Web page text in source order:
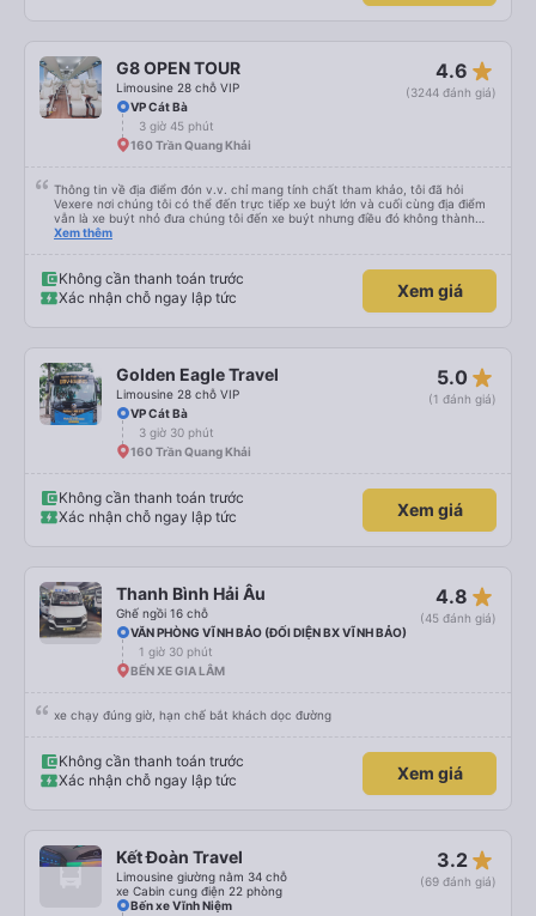
G8 OPEN TOUR
Limousine 28 chỗ VIP
4.6 star_rate
(3244 đánh giá)
VP Cát Bà
3 giờ 45 phút
160 Trần Quang Khải
Thông tin về địa điểm đón v.v. chỉ mang tính chất tham khảo, tôi đã hỏi
Vexere nơi chúng tôi có thể đến trực tiếp xe buýt lớn và cuối cùng địa điểm
vẫn là xe buýt nhỏ đưa chúng tôi đến xe buýt nhưng điều đó không thành
vấn đề. Chúng tôi khởi hành đúng giờ từ Hà Nội nhưng đã nghỉ rất lâu ở sân
30 phút hai lần ở khu vực đường cao tốc (3 nghìn đồng để sử dụng phòng
tắm và chúng rất sạch sẽ) và cũng có thể mua rất nhiều đồ ăn nhẹ và thức
ăn khác nhau. Ghế ngồi rất thoải mái! Hãy nhớ rằng đôi khi chất lượng đường
có thể sử dụng chúng vì chúng trống. Nhìn chung là một hành trình rất tốt :)
Xem thêm
Không cần thanh toán trước
Xác nhận chỗ ngay lập tức
Xem giá
Golden Eagle Travel
Limousine 28 chỗ VIP
5.0 star_rate
(1 đánh giá)
VP Cát Bà
3 giờ 30 phút
160 Trần Quang Khải
Không cần thanh toán trước
Xác nhận chỗ ngay lập tức
Xem giá
Thanh Bình Hải Âu
Ghế ngồi 16 chỗ
4.8 star_rate
(45 đánh giá)
VĂN PHÒNG VĨNH BẢO (ĐỐI DIỆN BX VĨNH BẢO)
1 giờ 30 phút
BẾN XE GIA LÂM
xe chạy đúng giờ, hạn chế bắt khách dọc đường
Không cần thanh toán trước
Xác nhận chỗ ngay lập tức
Xem giá
Kết Đoàn Travel
Limousine giường nằm 34 chỗ
xe Cabin cung điện 22 phòng
3.2 star_rate
(69 đánh giá)
Bến xe Vĩnh Niệm